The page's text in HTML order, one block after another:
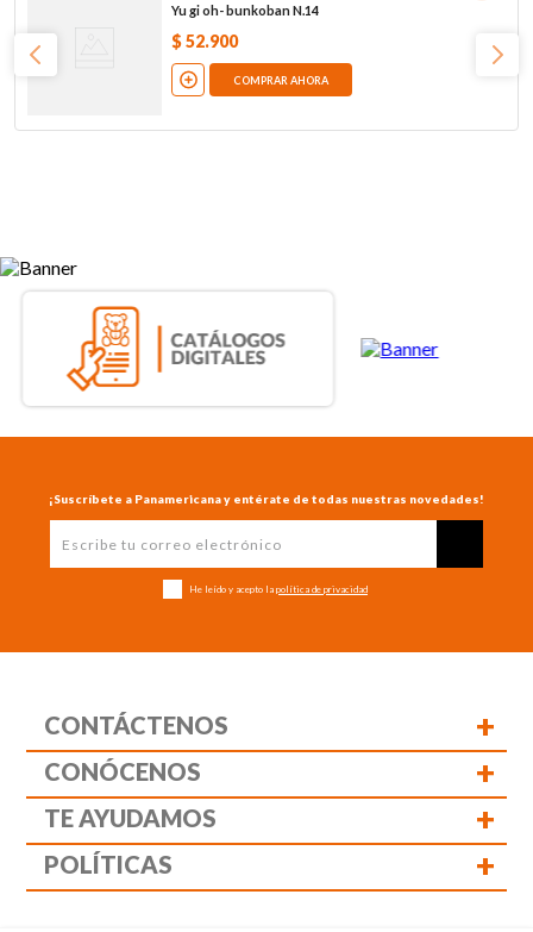
Yu gi oh- bunkoban N.14
$ 52.900
COMPRAR AHORA
¡Suscríbete a Panamericana y entérate de todas nuestras novedades!
He leído y acepto la política de privacidad
CONTÁCTENOS +
CONÓCENOS +
TE AYUDAMOS +
POLÍTICAS +